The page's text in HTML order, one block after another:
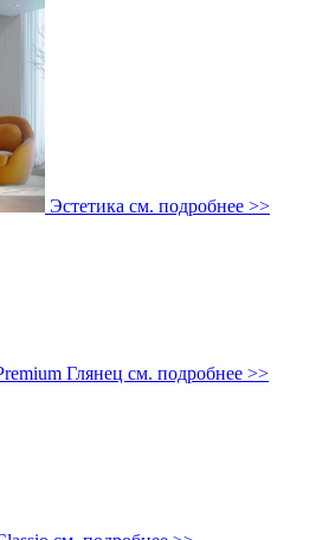
Эстетика см. подробнее >>
Глянец см. подробнее >>